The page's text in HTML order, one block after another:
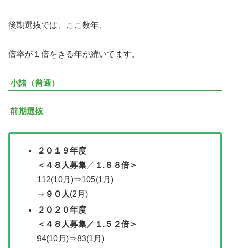
後期選抜では、ここ数年、
倍率が１倍をきる年が続いてます。
小諸（普通）
前期選抜
２０１９年度
＜４８人募集 ／ １.８８倍＞
112(10月)⇒105(1月)
⇒ ９０人(2月)
２０２０年度
＜ ４８人募集／１.５２倍＞
94(10月)⇒83(1月)